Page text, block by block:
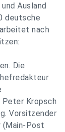
Ausland
deutsche
nach
Die
Peter Kropsch
Vorsitzender
Post